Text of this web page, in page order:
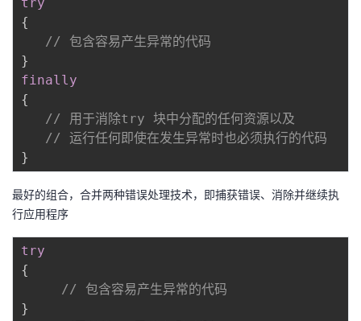
{
// 包含容易产生异常的代码
}
finally
{
// 用于消除try 块中分配的任何资源以及
// 运行任何即使在发生异常时也必须执行的代码
}
最好的组合，合并两种错误处理技术，即捕获错误、消除并继续执
行应用程序
try
{
// 包含容易产生异常的代码
}